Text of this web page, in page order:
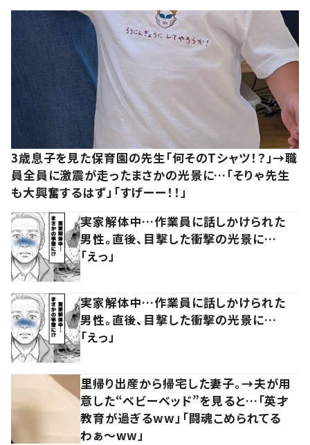
3歳息子を見た保育園の先生「何そのTシャツ！？」→職
員全員に激震が走ったまさかの光景に…「そりゃ先生
も大興奮するはず」「すげーー！！」
実家解体中…作業員に話しかけられた
男性。直後、目撃した衝撃の光景に…
「えっ」
実家解体中…作業員に話しかけられた
男性。直後、目撃した衝撃の光景に…
「えっ」
里帰り出産から帰宅した妻子。→夫が用
意した“ベビーベッド”を見ると…「英才
教育が過ぎるww」「闘魂こめられてる
わぁ～ww」